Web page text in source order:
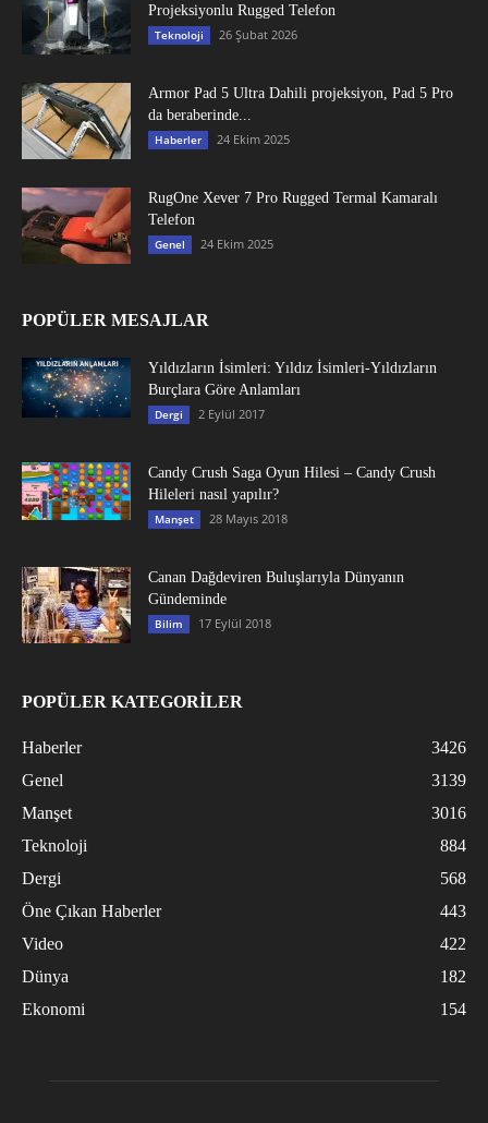
Projeksiyonlu Rugged Telefon
Teknoloji 26 Şubat 2026
Armor Pad 5 Ultra Dahili projeksiyon, Pad 5 Pro
da beraberinde...
Haberler 24 Ekim 2025
RugOne Xever 7 Pro Rugged Termal Kamaralı
Telefon
Genel 24 Ekim 2025
POPÜLER MESAJLAR
Yıldızların İsimleri: Yıldız İsimleri-Yıldızların
Burçlara Göre Anlamları
Dergi 2 Eylül 2017
Candy Crush Saga Oyun Hilesi – Candy Crush
Hileleri nasıl yapılır?
Manşet 28 Mayıs 2018
Canan Dağdeviren Buluşlarıyla Dünyanın
Gündeminde
Bilim 17 Eylül 2018
POPÜLER KATEGORİLER
Haberler
3426
Genel
3139
Manşet
3016
Teknoloji
884
Dergi
568
Öne Çıkan Haberler
443
Video
422
Dünya
182
Ekonomi
154